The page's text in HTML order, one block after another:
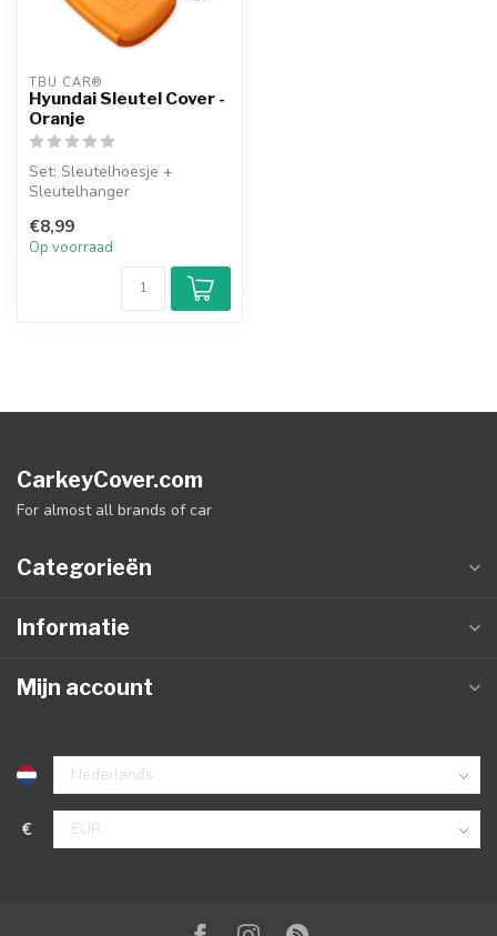
TBU CAR®
Hyundai Sleutel Cover -
Oranje
Set: Sleutelhoesje +
Sleutelhanger
€8,99
Op voorraad
CarkeyCover.com
For almost all brands of car
Categorieën
Informatie
Mijn account
€